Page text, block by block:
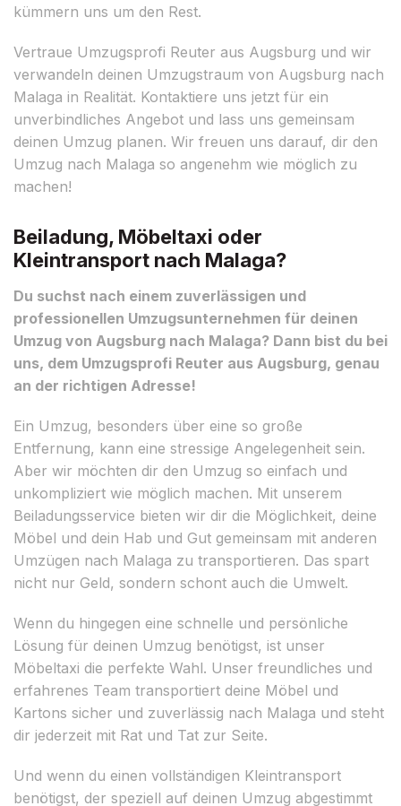
kümmern uns um den Rest.
Vertraue Umzugsprofi Reuter aus Augsburg und wir
verwandeln deinen Umzugstraum von Augsburg nach
Malaga in Realität. Kontaktiere uns jetzt für ein
unverbindliches Angebot und lass uns gemeinsam
deinen Umzug planen. Wir freuen uns darauf, dir den
Umzug nach Malaga so angenehm wie möglich zu
machen!
Beiladung, Möbeltaxi oder
Kleintransport nach Malaga?
Du suchst nach einem zuverlässigen und
professionellen Umzugsunternehmen für deinen
Umzug von Augsburg nach Malaga? Dann bist du bei
uns, dem Umzugsprofi Reuter aus Augsburg, genau
an der richtigen Adresse!
Ein Umzug, besonders über eine so große
Entfernung, kann eine stressige Angelegenheit sein.
Aber wir möchten dir den Umzug so einfach und
unkompliziert wie möglich machen. Mit unserem
Beiladungsservice bieten wir dir die Möglichkeit, deine
Möbel und dein Hab und Gut gemeinsam mit anderen
Umzügen nach Malaga zu transportieren. Das spart
nicht nur Geld, sondern schont auch die Umwelt.
Wenn du hingegen eine schnelle und persönliche
Lösung für deinen Umzug benötigst, ist unser
Möbeltaxi die perfekte Wahl. Unser freundliches und
erfahrenes Team transportiert deine Möbel und
Kartons sicher und zuverlässig nach Malaga und steht
dir jederzeit mit Rat und Tat zur Seite.
Und wenn du einen vollständigen Kleintransport
benötigst, der speziell auf deinen Umzug abgestimmt